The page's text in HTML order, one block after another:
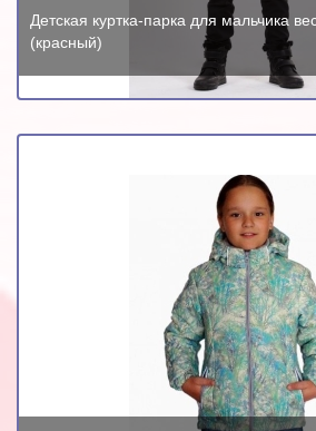
Детская куртка-парка для мальчика
(красный)